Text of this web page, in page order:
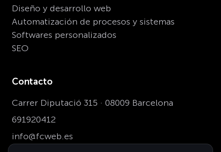
Diseño y desarrollo web
Automatización de procesos y sistemas
Softwares personalizados
SEO
Contacto
Carrer Diputació 315 · 08009 Barcelona
691920412
info@fcweb.es